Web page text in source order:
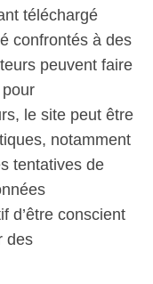
téléchargé
confrontés à des
peuvent faire
le site peut être
notamment
tentatives de
d’être conscient
des